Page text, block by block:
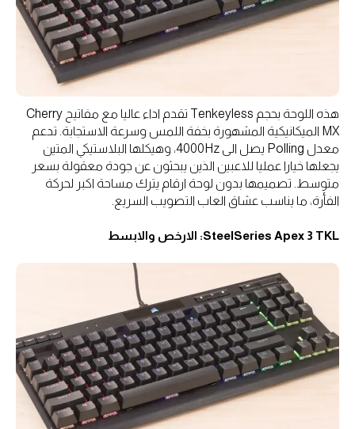
هذه اللوحة بحجم Tenkeyless تقدم اداء عاليا مع مفاتيح Cherry
MX الميكانيكية المشهورة بخفة اللمس وسرعة الاستجابة. تدعم
معدل Polling يصل الى 4000Hz، وهيكلها البلاستيكي المتين
يجعلها خيارا عمليا للاعبين الذين يبحثون عن جودة معقولة بسعر
متوسط. تصميمها بدون لوحة ارقام يترك مساحة اكبر لحركة
الفأرة، ما يناسب عشاق العاب التصويب السريع.
SteelSeries Apex 3 TKL: الارخص والابسط